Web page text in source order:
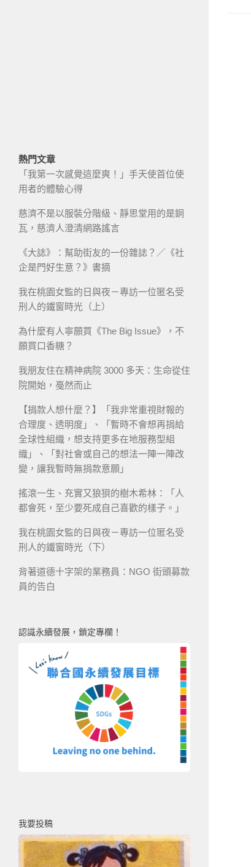
熱門文章
「我第一次感覺這麼爽！」手天使首位使
用者的體驗心得
慈濟不是以服裝分階級、靜思堂用的是銅
瓦，慈濟人澄清網路謠言
《大誌》：幫助街友的一份雜誌？／《社
企是門好生意？》書摘
我在桃園女監的日與夜－專訪一位匿名受
刑人的鐵窗時光（上）
為什麼有人寧願買《The Big Issue》，不
願買口香糖？
我朋友住在精神病院 3000 多天：生命從住
院開始，戞然而止
【捐款人想什麼？】「我非常重視財報的
合理度、透明度」、「暫時不會想再捐給
全球性組織，想支持更多在地服務型組
織」、「對社會或自己的想法一陣一陣改
變，讓我暫時無捐款意願」
搖滾一生、充實又狼狽的樹木希林：「人
都會死，至少要死成自己喜歡的樣子。」
我在桃園女監的日與夜－專訪一位匿名受
刑人的鐵窗時光（下）
背著道德十字架的業務員：NGO 街頭募款
員的告白
認識永續發展，鎖定專欄！
我要投稿